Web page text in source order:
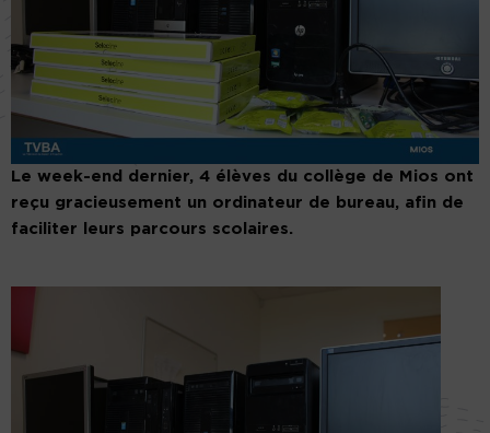
Le week-end dernier, 4 élèves du collège de Mios ont
reçu gracieusement un ordinateur de bureau, afin de
faciliter leurs parcours scolaires.